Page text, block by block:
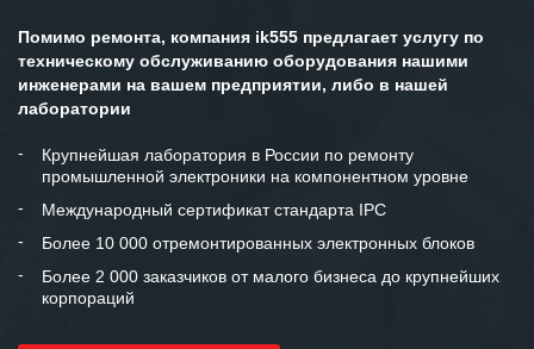
Помимо ремонта, компания ik555 предлагает услугу по
техническому обслуживанию оборудования нашими
инженерами на вашем предприятии, либо в нашей
лаборатории
Крупнейшая лаборатория в России по ремонту
промышленной электроники на компонентном уровне
Международный сертификат стандарта IPC
Более 10 000 отремонтированных электронных блоков
Более 2 000 заказчиков от малого бизнеса до крупнейших
корпораций